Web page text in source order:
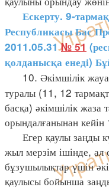
Ескерту. 9-
Республикасы Бас
2011.05.31№ 51 (
қолданысқа енеді)
10. Әкімшілік
туралы (11, 12
басқа) әкімшілік жаза
орындалғанынан
Егер қаулы заңды
жыл мерзім ішінде, ал
бұзушылықтар үшін
қаулысы бойынша